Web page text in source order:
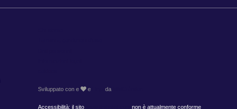
Sviluppato con e e da
Accessibilità: il sito
non è attualmente conforme